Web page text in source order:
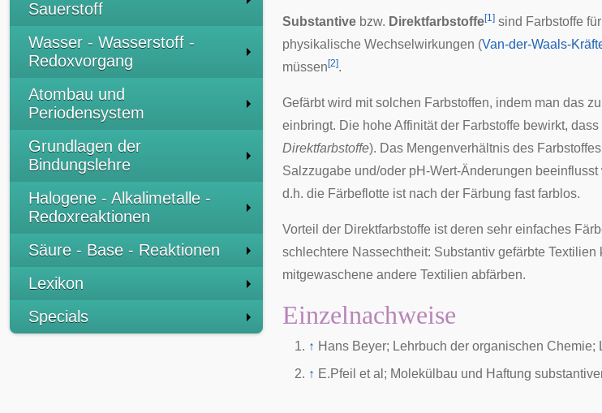
Sauerstoff
Wasser - Wasserstoff -
Redoxvorgang
Atombau und
Periodensystem
Grundlagen der
Bindungslehre
Halogene - Alkalimetalle -
Redoxreaktionen
Säure - Base - Reaktionen
Lexikon
Specials
Substantive bzw. Direktfarbstoffe[1] sind Farbstoffe für
physikalische Wechselwirkungen (Van-der-Waals-
müssen [2].
Gefärbt wird mit solchen Farbstoffen, indem man das
einbringt. Die hohe Affinität der Farbstoffe bewirkt,
Direktfarbstoffe). Das Mengenverhältnis des
Salzzugabe und/oder pH-Wert-Änderungen
d.h. die Färbeflotte ist nach der Färbung fast farblos.
Vorteil der Direktfarbstoffe ist deren sehr einfaches
schlechtere Nassechtheit: Substantiv gefärbte
mitgewaschene andere Textilien abfärben.
Einzelnachweise
↑ Hans Beyer; Lehrbuch der organischen Chemie;
↑ E.Pfeil et al; Molekülbau und Haftung